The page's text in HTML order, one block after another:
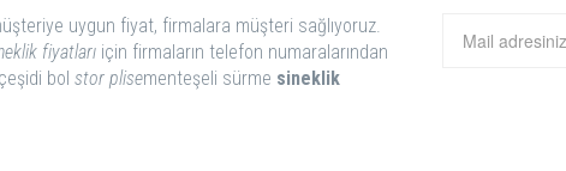
uygun fiyat, firmalara müşteri sağlıyoruz.
fiyatları için firmaların telefon numaralarından
bol stor plisementeşeli sürme sineklik